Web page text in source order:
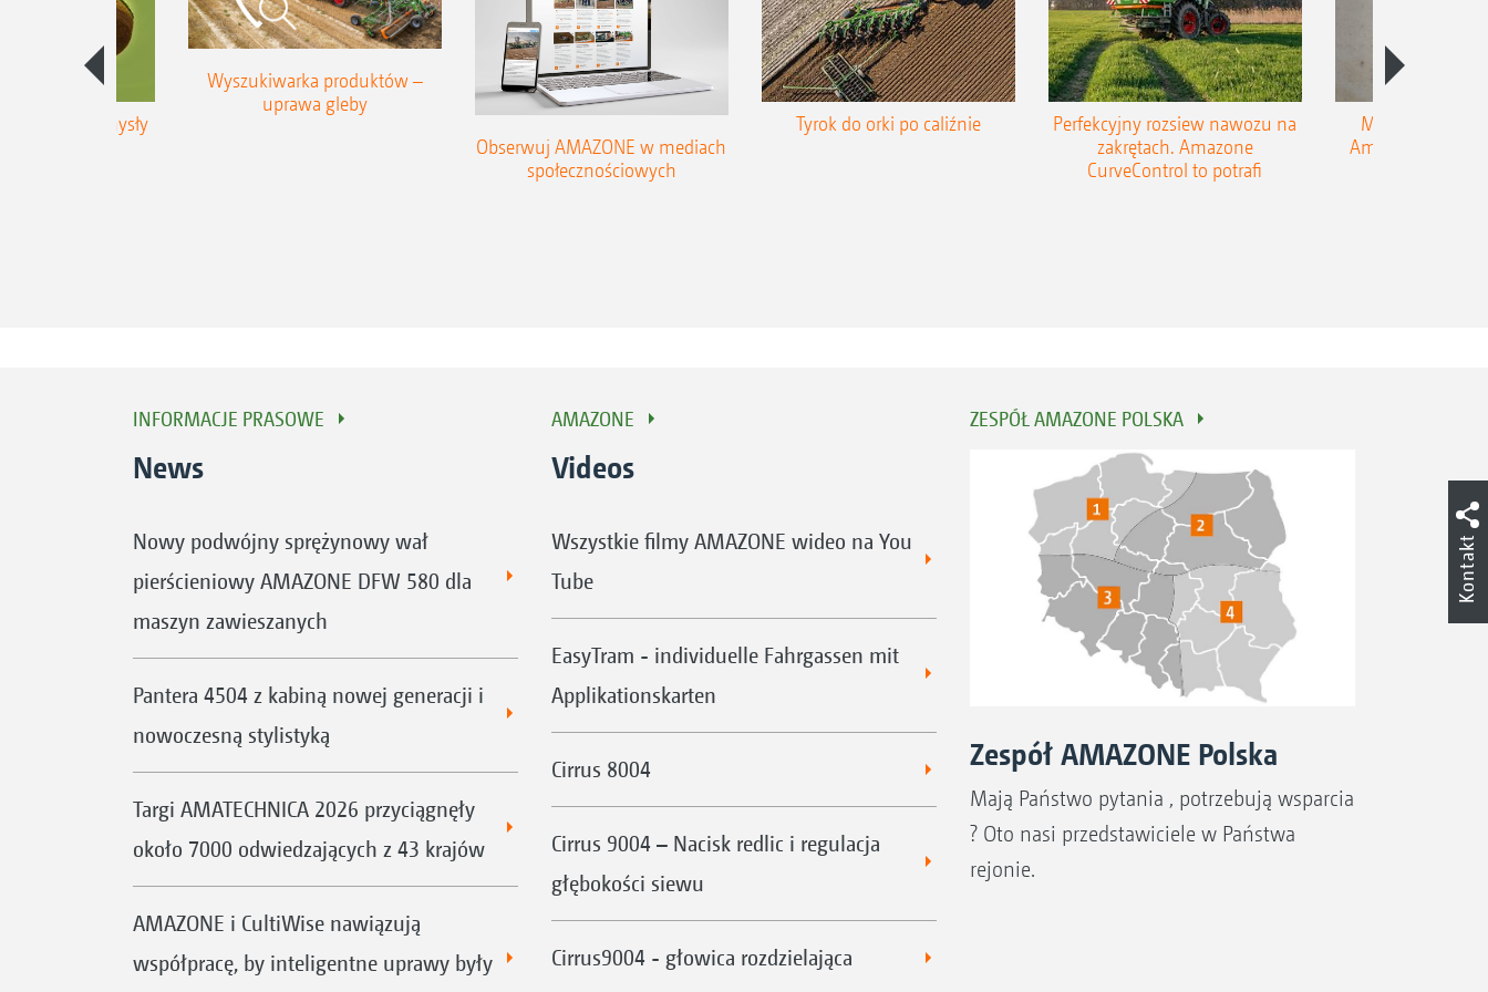
sie dobre pomysły
Wyszukiwarka produktów –
uprawa gleby
Obserwuj AMAZONE w mediach
społecznościowych
Tyrok do orki po caliźnie
Perfekcyjny rozsiew nawozu na
zakrętach. Amazone
CurveControl to potrafi
Marek Zieliński,
Amazone Polska
INFORMACJE PRASOWE
News
Nowy podwójny sprężynowy wał
pierścieniowy AMAZONE DFW 580 dla
maszyn zawieszanych
Pantera 4504 z kabiną nowej generacji i
nowoczesną stylistyką
Targi AMATECHNICA 2026 przyciągnęły
około 7000 odwiedzających z 43 krajów
AMAZONE i CultiWise nawiązują
współpracę, by inteligentne uprawy były
AMAZONE
Videos
Wszystkie filmy AMAZONE wideo na You
Tube
EasyTram - individuelle Fahrgassen mit
Applikationskarten
Cirrus 8004
Cirrus 9004 – Nacisk redlic i regulacja
głębokości siewu
Cirrus9004 - głowica rozdzielająca
ZESPÓŁ AMAZONE POLSKA
Zespół AMAZONE Polska
Mają Państwo pytania , potrzebują wsparcia
? Oto nasi przedstawiciele w Państwa
rejonie.
Kontakt